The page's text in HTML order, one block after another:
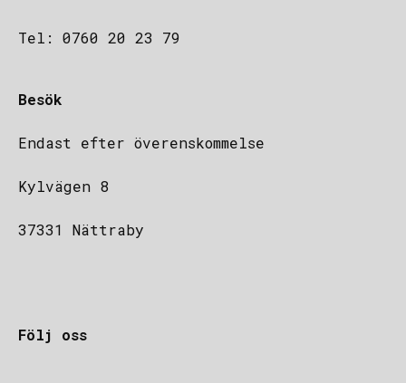
Tel: 0760 20 23 79
Besök
Endast efter överenskommelse
Kylvägen 8
37331 Nättraby
Följ oss